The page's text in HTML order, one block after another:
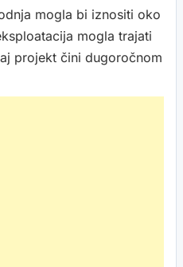
mogla bi iznositi oko
mogla trajati
projekt čini dugoročnom